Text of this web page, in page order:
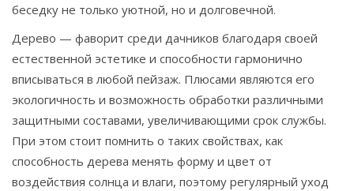
беседку не только уютной, но и долговечной.
Дерево — фаворит среди дачников благодаря своей
естественной эстетике и способности гармонично
вписываться в любой пейзаж. Плюсами являются его
экологичность и возможность обработки различными
защитными составами, увеличивающими срок службы.
При этом стоит помнить о таких свойствах, как
способность дерева менять форму и цвет от
воздействия солнца и влаги, поэтому регулярный уход